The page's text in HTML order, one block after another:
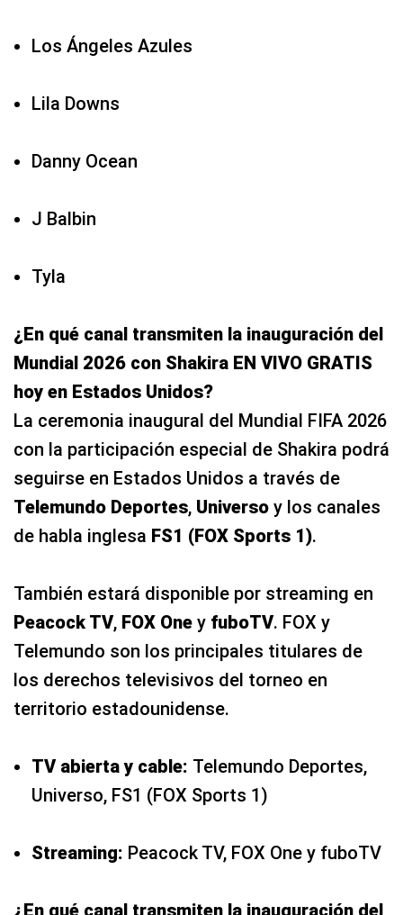
Los Ángeles Azules
Lila Downs
Danny Ocean
J Balbin
Tyla
¿En qué canal transmiten la inauguración del
Mundial 2026 con Shakira EN VIVO GRATIS
hoy en Estados Unidos?
La ceremonia inaugural del Mundial FIFA 2026
con la participación especial de Shakira podrá
seguirse en Estados Unidos a través de
Telemundo Deportes, Universo y los canales
de habla inglesa FS1 (FOX Sports 1).
También estará disponible por streaming en
Peacock TV, FOX One y fuboTV. FOX y
Telemundo son los principales titulares de
los derechos televisivos del torneo en
territorio estadounidense.
TV abierta y cable: Telemundo Deportes,
Universo, FS1 (FOX Sports 1)
Streaming: Peacock TV, FOX One y fuboTV
¿En qué canal transmiten la inauguración del